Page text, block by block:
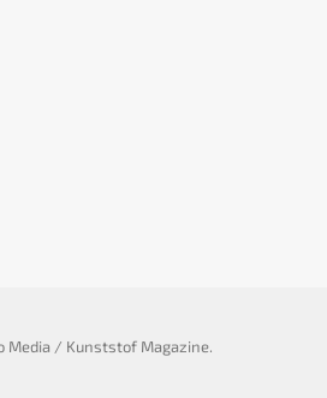
Media / Kunststof Magazine.